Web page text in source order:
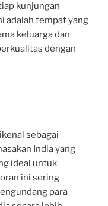
kunjungan
adalah tempat yang
keluarga dan
dengan
sebagai
India yang
ideal untuk
ini sering
para